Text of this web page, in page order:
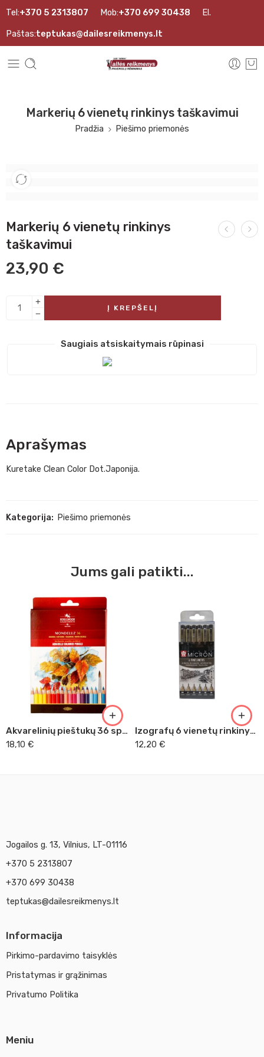
Tel:+370 5 2313807 Mob:+370 699 30438 El.
Paštas:teptukas@dailesreikmenys.lt
Markerių 6 vienetų rinkinys taškavimui
Pradžia Piešimo priemonės
Markerių 6 vienetų rinkinys
taškavimui
23,90 €
Į KREPŠELĮ
Saugiais atsiskaitymais rūpinasi
Aprašymas
Kuretake Clean Color Dot.Japonija.
Kategorija: Piešimo priemonės
Jums gali patikti...
Akvarelinių pieštukų 36 spalvų rinkinys Koh-I-Noor
18,10 €
Izografų 6 vienetų rinkinys Sakura
12,20 €
Jogailos g. 13, Vilnius, LT-01116
+370 5 2313807
+370 699 30438
teptukas@dailesreikmenys.lt
Informacija
Pirkimo-pardavimo taisyklės
Pristatymas ir grąžinimas
Privatumo Politika
Meniu